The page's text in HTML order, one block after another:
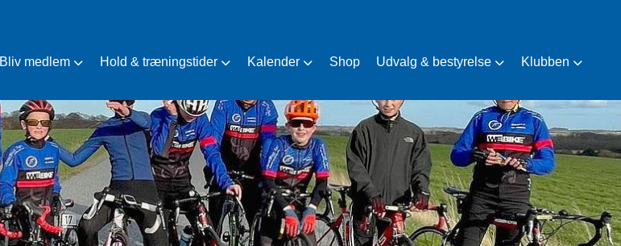
Bliv medlem Hold & træningstider Kalender Shop Udvalg & bestyrelse Klubben